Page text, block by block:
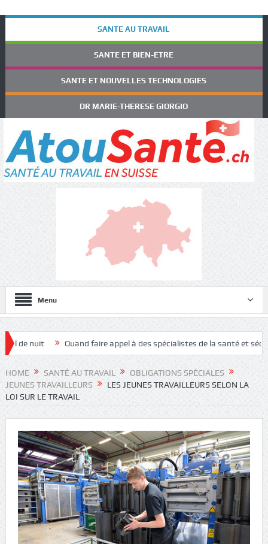
SANTE AU TRAVAIL
SANTE ET BIEN-ETRE
SANTE ET NOUVELLES TECHNOLOGIES
DR MARIE-THERESE GIORGIO
Menu
Quand faire appel à des spécialistes de la santé et sécurité au travail ?
HOME SANTÉ AU TRAVAIL
OBLIGATIONS SPÉCIALES
JEUNES TRAVAILLEURS
LES JEUNES TRAVAILLEURS SELON LA
LOI SUR LE TRAVAIL